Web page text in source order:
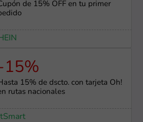
de 15% OFF en tu primer
15%
15% de dscto. con tarjeta Oh!
rutas nacionales